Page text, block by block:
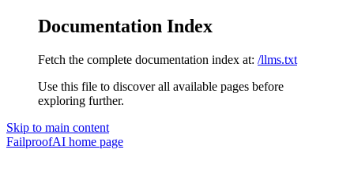
Documentation Index
Fetch the complete documentation index at: /llms.txt
Use this file to discover all available pages before
exploring further.
Skip to main content
FailproofAI home page